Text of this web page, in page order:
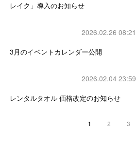
レイク」導入のお知らせ
2026.02.26 08:21
3月のイベントカレンダー公開
2026.02.04 23:59
レンタルタオル 価格改定のお知らせ
1 2 3